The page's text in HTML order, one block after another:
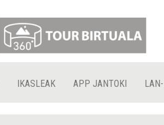
IKASLEAK APP JANTOKI